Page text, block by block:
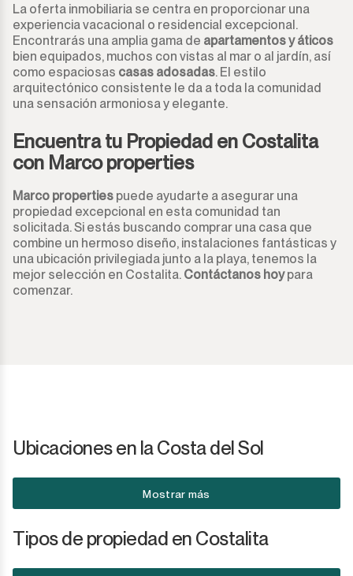
San Pedro de Alcántara
San Roque
San Roque Club
Sotogrande
Sotogrande Alto
Sotogrande Costa
Sotogrande Marina
Tarifa
La oferta inmobiliaria se centra en proporcionar una
experiencia vacacional o residencial excepcional.
Encontrarás una amplia gama de apartamentos y áticos
bien equipados, muchos con vistas al mar o al jardín, así
como espaciosas casas adosadas. El estilo
arquitectónico consistente le da a toda la comunidad
una sensación armoniosa y elegante.
Encuentra tu Propiedad en Costalita
con Marco properties
Marco properties puede ayudarte a asegurar una
propiedad excepcional en esta comunidad tan
solicitada. Si estás buscando comprar una casa que
combine un hermoso diseño, instalaciones fantásticas y
una ubicación privilegiada junto a la playa, tenemos la
mejor selección en Costalita. Contáctanos hoypara
comenzar.
Ubicaciones en la Costa del Sol
Mostrar más
Tipos de propiedad en Costalita